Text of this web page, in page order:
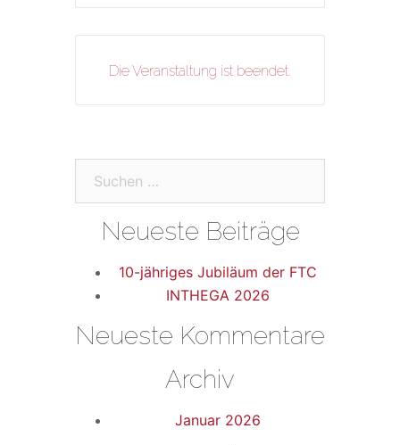
Die Veranstaltung ist beendet.
Neueste Beiträge
10-jähriges Jubiläum der FTC
INTHEGA 2026
Neueste Kommentare
Archiv
Januar 2026